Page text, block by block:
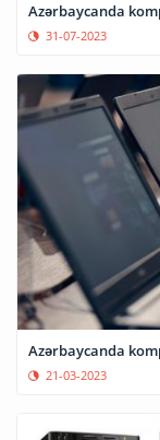
Azərbaycanda
31-07-2023
Azərbaycanda
21-03-2023